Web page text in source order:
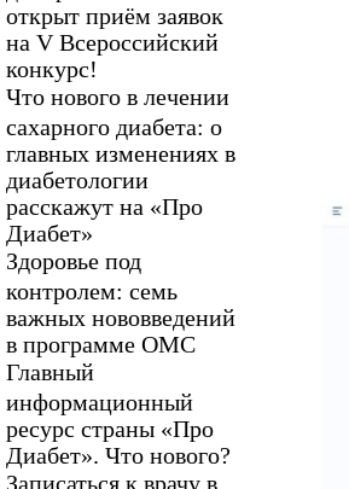
открыт приём заявок
на V Всероссийский
конкурс!
Что нового в лечении
сахарного диабета: о
главных изменениях в
диабетологии
расскажут на «Про
Диабет»
Здоровье под
контролем: семь
важных нововведений
в программе ОМС
Главный
информационный
ресурс страны «Про
Диабет». Что нового?
Записаться к врачу в